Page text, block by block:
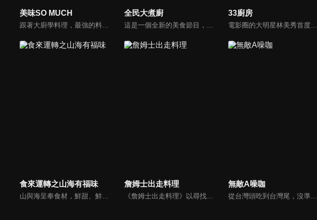
美味SO MUCH 全民大煮廚 33廚房
食來運轉之山海有福味
山與海呈奉食材，鮮甜、鮮香、鮮辣，融合而成極致的鮮，應四季更迭，孕育獨一份有山有海，有福有味的八閩煙火氣。
詹姆士出走料理
《詹姆士出走料理》以尋找詹姆士私廚菜單為節目主軸，為了尋找記憶中的美味料理，詹姆士將帶領大家探索市場，品嘗在地美味、尋訪料理達人，並在節目中展現特殊食材的處理方式、嘗試新的醬料或是新的料理作法，製作創意料理(料理教學)，最後在節目片尾時作出一道『詹姆士創意料理』。
無敵A噪咖
從台灣頭吃到台灣尾，沒準備好你的肚子千萬別說台灣的美味你都吃過啦！無敵A噪咖這次精銳盡出、翻山越嶺，傳出台灣的好滋味，豐富、美味的畫面，傳遞噪咖對美食的用心，透過獨特的介紹方式，就要你吃得更有創意、更有趣！吃的更有內涵與層次喔！